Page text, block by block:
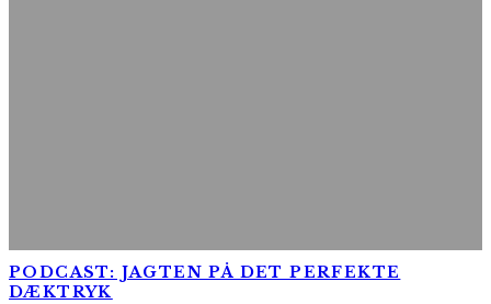
PODCAST: JAGTEN PÅ DET PERFEKTE
DÆKTRYK